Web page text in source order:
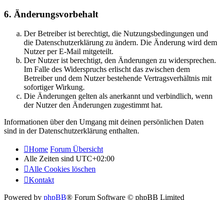
6. Änderungsvorbehalt
Der Betreiber ist berechtigt, die Nutzungsbedingungen und
die Datenschutzerklärung zu ändern. Die Änderung wird dem
Nutzer per E-Mail mitgeteilt.
Der Nutzer ist berechtigt, den Änderungen zu widersprechen.
Im Falle des Widerspruchs erlischt das zwischen dem
Betreiber und dem Nutzer bestehende Vertragsverhältnis mit
sofortiger Wirkung.
Die Änderungen gelten als anerkannt und verbindlich, wenn
der Nutzer den Änderungen zugestimmt hat.
Informationen über den Umgang mit deinen persönlichen Daten
sind in der Datenschutzerklärung enthalten.
Home Forum Übersicht
Alle Zeiten sind UTC+02:00
Alle Cookies löschen
Kontakt
Powered by phpBB® Forum Software © phpBB Limited